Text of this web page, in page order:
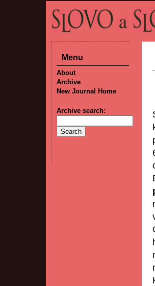
Menu
About
Archive
New Journal Home
Archive search: